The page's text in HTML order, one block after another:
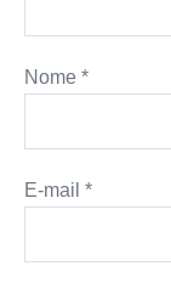
Nome *
E-mail *